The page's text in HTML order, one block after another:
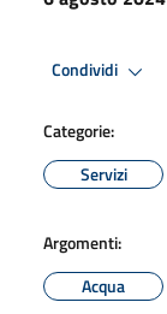
Condividi
Categorie:
Servizi
Argomenti:
Acqua